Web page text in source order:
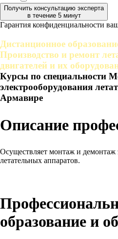
Получить консультацию эксперта
в течение 5 минут
Гарантия конфиденциальности
Дистанционное
Производство и ремонт
двигателей и их
Курсы по специальности
электрооборудования
Армавире
Описание
Осуществляет монтаж и демонтаж
летательных аппаратов.
образование и